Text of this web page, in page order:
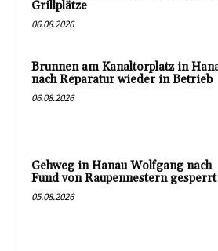
Grillplätze
06.08.2026
Brunnen am Kanaltorplatz in
nach Reparatur wieder in Betrieb
06.08.2026
Gehweg in Hanau Wolfgang nach
Fund von Raupennestern gesperrt
05.08.2026